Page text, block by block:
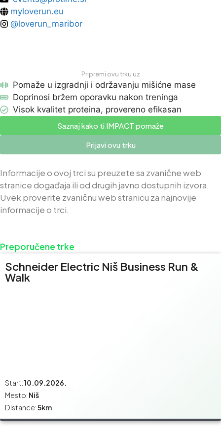
myloverun.eu
@loverun_maribor
Pripremi ovu trku uz
Pomaže u izgradnji i održavanju mišićne mase
Doprinosi bržem oporavku nakon treninga
Visok kvalitet proteina, provereno efikasan
Saznaj kako ti IMPACT pomaže
Prijavi ovu trku
Informacije o ovoj trci su preuzete sa zvanične web
stranice događaja ili od drugih javno dostupnih izvora.
Uvek proverite zvaničnu web stranicu za najnovije
informacije o trci.
Preporučene trke
Schneider Electric Niš Business Run &
Walk
Start:10.09.2026.
Mesto: Niš
Distance:5km